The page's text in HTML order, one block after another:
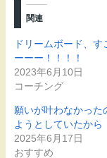
関連
ドリームボード、す
ーーー！！！！
2023年6月10日
コーチング
願いが叶わなかった
ようとしていたから
2025年6月17日
おすすめ